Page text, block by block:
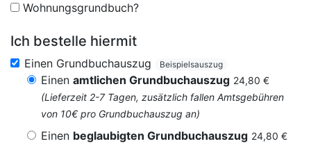
Wohnungsgrundbuch?
Ich bestelle hiermit
Einen Grundbuchauszug Beispielsauszug
Einen amtlichen Grundbuchauszug 24,80 €
(Lieferzeit 2-7 Tagen, zusätzlich fallen Amtsgebühren
von 10€ pro Grundbuchauszug an)
Einen beglaubigten Grundbuchauszug 24,80 €